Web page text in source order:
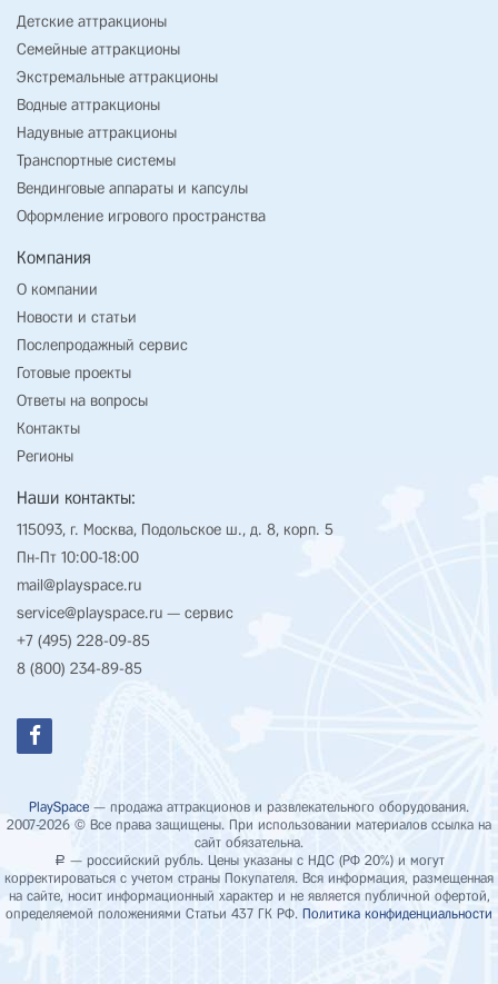
Детские аттракционы
Семейные аттракционы
Экстремальные аттракционы
Водные аттракционы
Надувные аттракционы
Транспортные системы
Вендинговые аппараты и капсулы
Оформление игрового пространства
Компания
О компании
Новости и статьи
Послепродажный сервис
Готовые проекты
Ответы на вопросы
Контакты
Регионы
Наши контакты:
115093, г. Москва, Подольское ш., д. 8, корп. 5
Пн-Пт 10:00-18:00
mail@playspace.ru
service@playspace.ru — сервис
+7 (495) 228-09-85
8 (800) 234-89-85
PlaySpace — продажа аттракционов и развлекательного оборудования.
2007-2026 © Все права защищены. При использовании материалов ссылка на
сайт обязательна.
Р — российский рубль. Цены указаны с НДС (РФ 20%) и могут
корректироваться с учетом страны Покупателя. Вся информация, размещенная
на сайте, носит информационный характер и не является публичной офертой,
определяемой положениями Статьи 437 ГК РФ. Политика конфиденциальности